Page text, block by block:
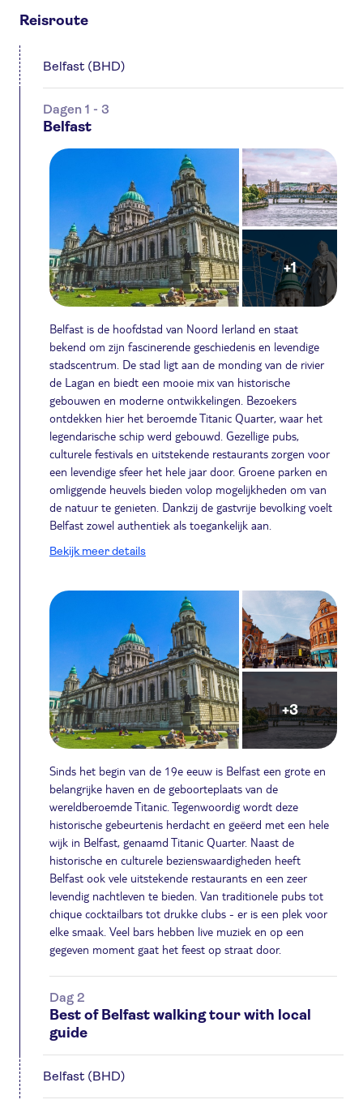
Reisroute
Belfast (BHD)
Dagen 1 - 3
Belfast
Belfast is de hoofdstad van Noord Ierland en staat
bekend om zijn fascinerende geschiedenis en levendige
stadscentrum. De stad ligt aan de monding van de rivier
de Lagan en biedt een mooie mix van historische
gebouwen en moderne ontwikkelingen. Bezoekers
ontdekken hier het beroemde Titanic Quarter, waar het
legendarische schip werd gebouwd. Gezellige pubs,
culturele festivals en uitstekende restaurants zorgen voor
een levendige sfeer het hele jaar door. Groene parken en
omliggende heuvels bieden volop mogelijkheden om van
de natuur te genieten. Dankzij de gastvrije bevolking voelt
Belfast zowel authentiek als toegankelijk aan.
Bekijk meer details
+1
Sinds het begin van de 19e eeuw is Belfast een grote en
belangrijke haven en de geboorteplaats van de
wereldberoemde Titanic. Tegenwoordig wordt deze
historische gebeurtenis herdacht en geëerd met een hele
wijk in Belfast, genaamd Titanic Quarter. Naast de
historische en culturele bezienswaardigheden heeft
Belfast ook vele uitstekende restaurants en een zeer
levendig nachtleven te bieden. Van traditionele pubs tot
chique cocktailbars tot drukke clubs - er is een plek voor
elke smaak. Veel bars hebben live muziek en op een
gegeven moment gaat het feest op straat door.
+3
Dag 2
Best of Belfast walking tour with local
guide
Belfast (BHD)